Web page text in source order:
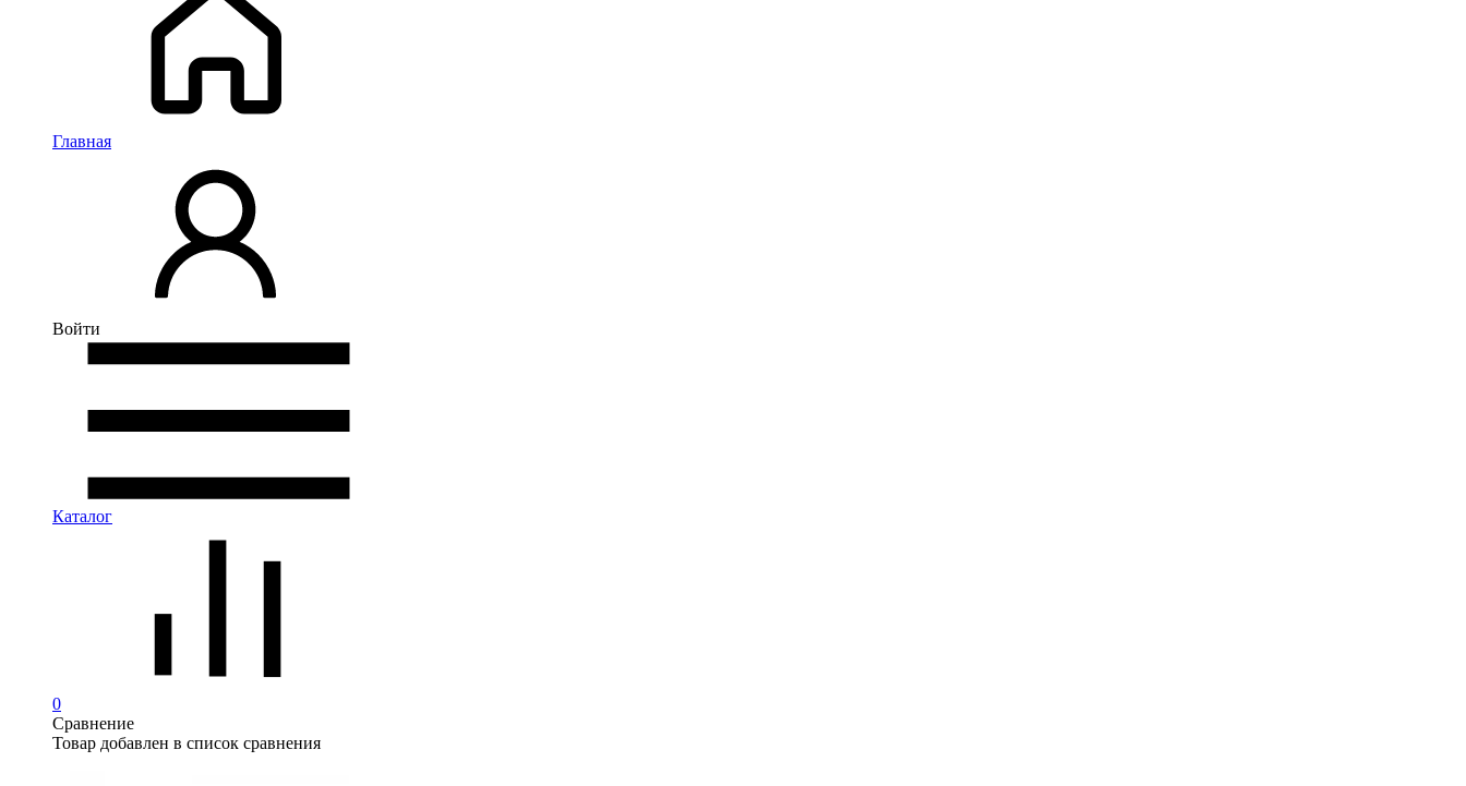
Главная
Войти
Каталог
0
Сравнение
Товар добавлен в список сравнения